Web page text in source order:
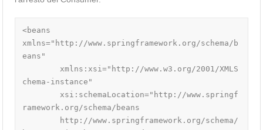
<beans
xmlns="http://www.springframework.org/schema/b
eans"
chema-instance"
ramework.org/schema/beans